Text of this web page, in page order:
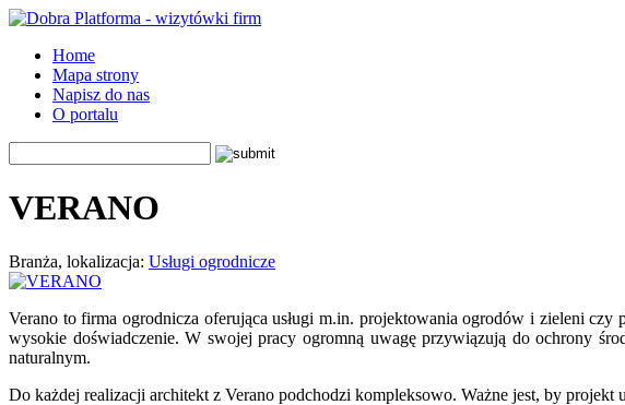
Home
Mapa strony
Napisz do nas
O portalu
VERANO
Branża, lokalizacja: Usługi ogrodnicze
Verano to firma ogrodnicza oferująca usługi m.in. projektowania ogrodów i zieleni
wysokie doświadczenie. W swojej pracy ogromną uwagę przywiązują do ochrony
naturalnym.
Do każdej realizacji architekt z Verano podchodzi kompleksowo. Ważne jest, by